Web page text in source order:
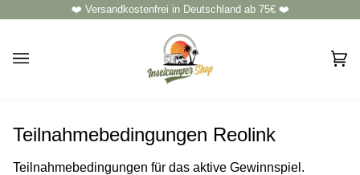
zum
❤️ Versandkostenfrei in Deutschland ab 75€ ❤️
(0)
Teilnahmebedingungen Reolink
Teilnahmebedingungen für das aktive Gewinnspiel.